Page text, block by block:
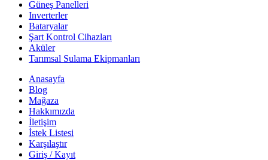
Güneş Panelleri
Inverterler
Bataryalar
Şart Kontrol Cihazları
Aküler
Tarımsal Sulama Ekipmanları
Anasayfa
Blog
Mağaza
Hakkımızda
İletişim
İstek Listesi
Karşılaştır
Giriş / Kayıt